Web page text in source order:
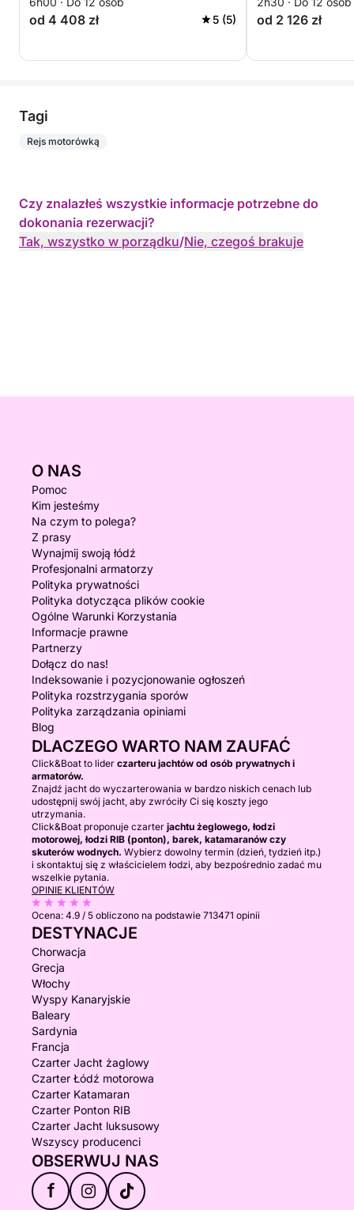
od 4 408 zł 5 (5) od 2 126 zł
Tagi
Rejs motorówką
Czy znalazłeś wszystkie informacje potrzebne do
dokonania rezerwacji?
Tak, wszystko w porządku/Nie, czegoś brakuje
O NAS
Pomoc
Kim jesteśmy
Na czym to polega?
Z prasy
Wynajmij swoją łódź
Profesjonalni armatorzy
Polityka prywatności
Polityka dotycząca plików cookie
Ogólne Warunki Korzystania
Informacje prawne
Partnerzy
Dołącz do nas!
Indeksowanie i pozycjonowanie ogłoszeń
Polityka rozstrzygania sporów
Polityka zarządzania opiniami
Blog
DLACZEGO WARTO NAM ZAUFAĆ
Click&Boat to lider czarteru jachtów od osób prywatnych i
armatorów.
Znajdź jacht do wyczarterowania w bardzo niskich cenach lub
udostępnij swój jacht, aby zwróciły Ci się koszty jego
utrzymania.
Click&Boat proponuje czarter jachtu żeglowego, łodzi
motorowej, łodzi RIB (ponton), barek, katamaranów czy
skuterów wodnych. Wybierz dowolny termin (dzień, tydzień itp.)
i skontaktuj się z właścicielem łodzi, aby bezpośrednio zadać mu
wszelkie pytania.
OPINIE KLIENTÓW
Ocena: 4.9 / 5 obliczono na podstawie 713471 opinii
DESTYNACJE
Chorwacja
Grecja
Włochy
Wyspy Kanaryjskie
Baleary
Sardynia
Francja
Czarter Jacht żaglowy
Czarter Łódź motorowa
Czarter Katamaran
Czarter Ponton RIB
Czarter Jacht luksusowy
Wszyscy producenci
OBSERWUJ NAS
f